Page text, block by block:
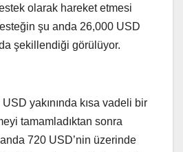
olarak hareket etmesi
şu anda 26,000 USD
şekillendiği görülüyor.
yakınında kısa vadeli bir
tamamladıktan sonra
720 USD’nin üzerinde